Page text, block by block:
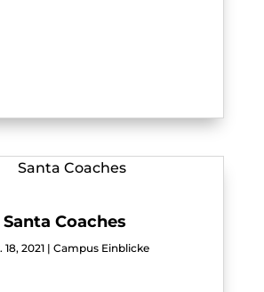
Santa Coaches
18, 2021 |Campus Einblicke